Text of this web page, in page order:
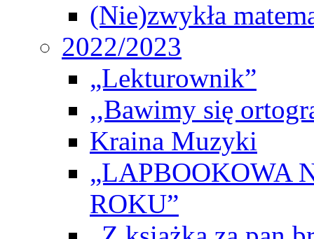
(Nie)zwykła
2022/2023
„Lekturownik”
,,Bawimy się
Kraina Muzyki
„LAPBOOKOWA
ROKU”